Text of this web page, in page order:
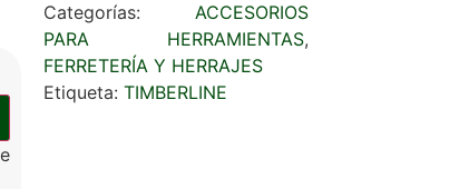
Categorías: ACCESORIOS
PARA HERRAMIENTAS,
FERRETERÍA Y HERRAJES
Etiqueta: TIMBERLINE